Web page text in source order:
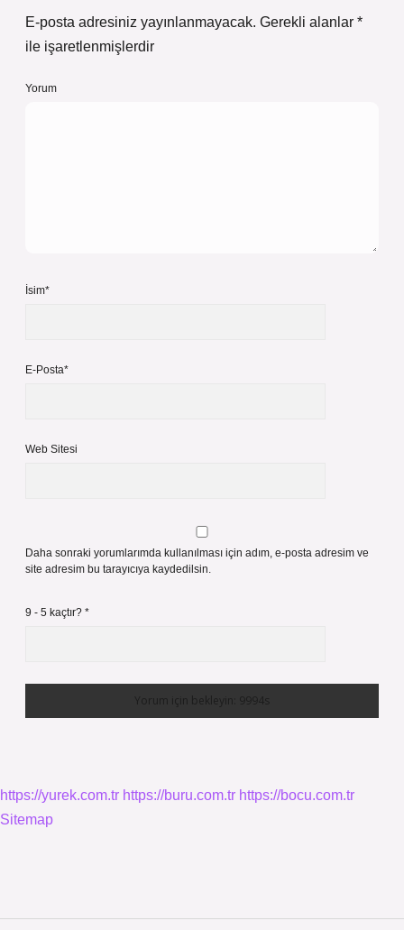
E-posta adresiniz yayınlanmayacak. Gerekli alanlar *
ile işaretlenmişlerdir
Yorum
İsim*
E-Posta*
Web Sitesi
Daha sonraki yorumlarımda kullanılması için adım, e-posta adresim ve
site adresim bu tarayıcıya kaydedilsin.
9 - 5 kaçtır? *
https://yurek.com.tr https://buru.com.tr https://bocu.com.tr
Sitemap